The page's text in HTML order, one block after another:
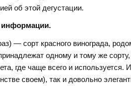
об этой дегустации.
информации.
— сорт красного винограда,
одному и тому же
где чаще всего и используется.
своем), так и довольно